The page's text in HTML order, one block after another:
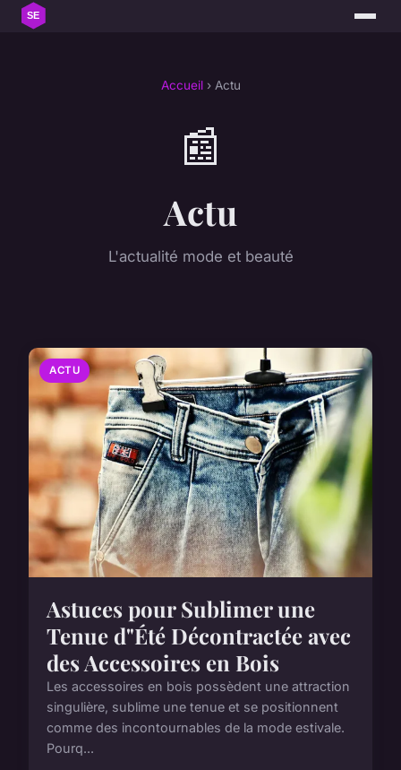
Accueil› Actu
📰
Actu
L'actualité mode et beauté
ACTU
Astuces pour Sublimer une
Tenue d"Été Décontractée avec
des Accessoires en Bois
Les accessoires en bois possèdent une attraction
singulière, sublime une tenue et se positionnent
comme des incontournables de la mode estivale.
Pourq...